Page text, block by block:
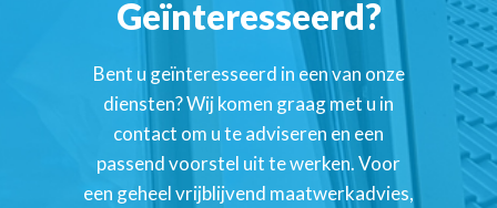
Geïnteresseerd?
Bent u geïnteresseerd in een van onze
diensten? Wij komen graag met u in
contact om u te adviseren en een
passend voorstel uit te werken. Voor
een geheel vrijblijvend maatwerkadvies,